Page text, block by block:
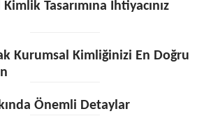
Tasarımına İhtiyacınız
Kurumsal Kimliğinizi En Doğru
Önemli Detaylar